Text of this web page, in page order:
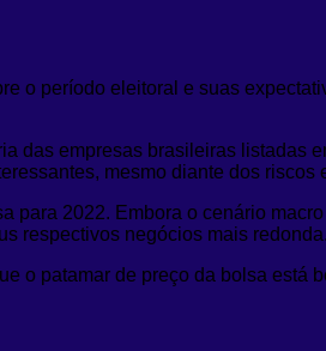
o período eleitoral e suas
das empresas brasileiras listadas
mesmo diante dos riscos
para 2022. Embora o cenário
respectivos negócios mais redonda.
o patamar de preço da bolsa está